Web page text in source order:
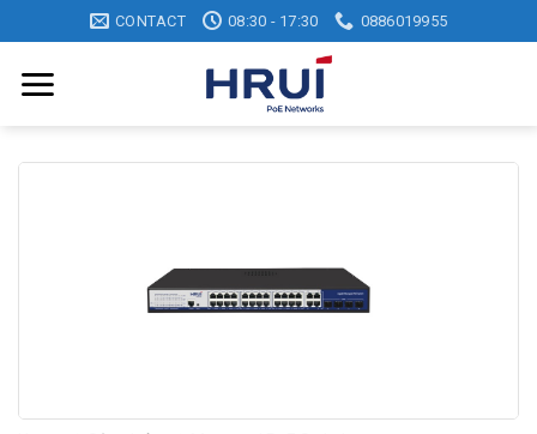
to
content
CONTACT 08:30 - 17:30 0886019955